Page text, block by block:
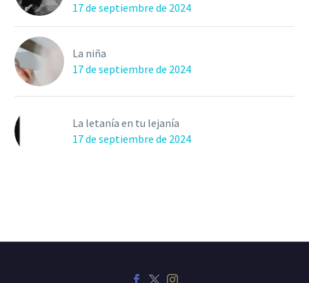
17 de septiembre de 2024
La niña
17 de septiembre de 2024
La letanía en tu lejanía
17 de septiembre de 2024